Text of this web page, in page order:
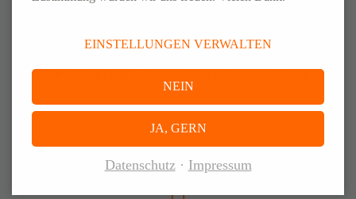
Betriebliches Gesundheits-management
EINSTELLUNGEN VERWALTEN
NEIN
JA, GERN
Datenschutz Impressum